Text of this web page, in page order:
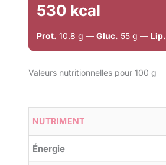
530 kcal
Prot. 10.8 g — Gluc. 55 g — Lip.
Valeurs nutritionnelles pour 100 g
NUTRIMENT
Énergie